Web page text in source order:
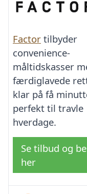
Factor tilbyder
convenience-
måltidskasser
færdiglavede
klar på få
perfekt til travle
hverdage.
Se tilbud og
her